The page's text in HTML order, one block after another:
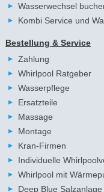
Wasserwechsel
Kombi Service und
Bestellung & Service
Zahlung
Whirlpool Ratgeber
Wasserpflege
Ersatzteile
Massage
Montage
Kran-Firmen
Individuelle
Whirlpool mit
Deep Blue Salzanlage